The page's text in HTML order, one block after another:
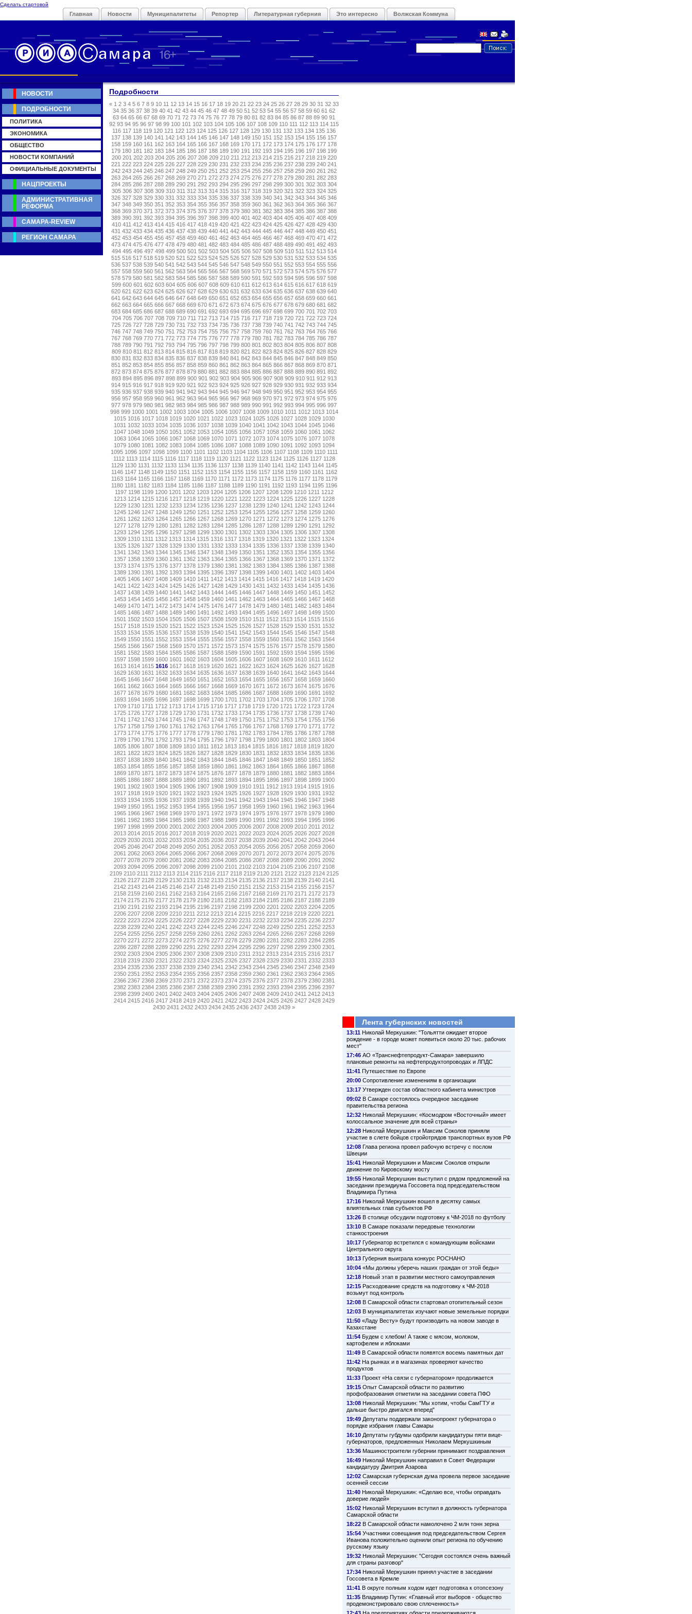
Сделать стартовой
Главная Новости Муниципалитеты Репортер Литературная губерния Это интересно Волжская Коммуна
Подробности
« 1 2 3 4 5 6 7 8 9 10 11 12 13 14 15 16 17 18 19 20 21 22 23 24 25 26 27 28 29 30 31 32 33
34 35 36 37 38 39 40 41 42 43 44 45 46 47 48 49 50 51 52 53 54 55 56 57 58 59 60 61 62
63 64 65 66 67 68 69 70 71 72 73 74 75 76 77 78 79 80 81 82 83 84 85 86 87 88 89 90 91
92 93 94 95 96 97 98 99 100 101 102 103 104 105 106 107 108 109 110 111 112 113 114 115
116 117 118 119 120 121 122 123 124 125 126 127 128 129 130 131 132 133 134 135 136
137 138 139 140 141 142 143 144 145 146 147 148 149 150 151 152 153 154 155 156 157
158 159 160 161 162 163 164 165 166 167 168 169 170 171 172 173 174 175 176 177 178
179 180 181 182 183 184 185 186 187 188 189 190 191 192 193 194 195 196 197 198 199
200 201 202 203 204 205 206 207 208 209 210 211 212 213 214 215 216 217 218 219 220
221 222 223 224 225 226 227 228 229 230 231 232 233 234 235 236 237 238 239 240 241
242 243 244 245 246 247 248 249 250 251 252 253 254 255 256 257 258 259 260 261 262
263 264 265 266 267 268 269 270 271 272 273 274 275 276 277 278 279 280 281 282 283
284 285 286 287 288 289 290 291 292 293 294 295 296 297 298 299 300 301 302 303 304
305 306 307 308 309 310 311 312 313 314 315 316 317 318 319 320 321 322 323 324 325
326 327 328 329 330 331 332 333 334 335 336 337 338 339 340 341 342 343 344 345 346
347 348 349 350 351 352 353 354 355 356 357 358 359 360 361 362 363 364 365 366 367
368 369 370 371 372 373 374 375 376 377 378 379 380 381 382 383 384 385 386 387 388
389 390 391 392 393 394 395 396 397 398 399 400 401 402 403 404 405 406 407 408 409
410 411 412 413 414 415 416 417 418 419 420 421 422 423 424 425 426 427 428 429 430
431 432 433 434 435 436 437 438 439 440 441 442 443 444 445 446 447 448 449 450 451
452 453 454 455 456 457 458 459 460 461 462 463 464 465 466 467 468 469 470 471 472
473 474 475 476 477 478 479 480 481 482 483 484 485 486 487 488 489 490 491 492 493
494 495 496 497 498 499 500 501 502 503 504 505 506 507 508 509 510 511 512 513 514
515 516 517 518 519 520 521 522 523 524 525 526 527 528 529 530 531 532 533 534 535
536 537 538 539 540 541 542 543 544 545 546 547 548 549 550 551 552 553 554 555 556
557 558 559 560 561 562 563 564 565 566 567 568 569 570 571 572 573 574 575 576 577
578 579 580 581 582 583 584 585 586 587 588 589 590 591 592 593 594 595 596 597 598
599 600 601 602 603 604 605 606 607 608 609 610 611 612 613 614 615 616 617 618 619
620 621 622 623 624 625 626 627 628 629 630 631 632 633 634 635 636 637 638 639 640
641 642 643 644 645 646 647 648 649 650 651 652 653 654 655 656 657 658 659 660 661
662 663 664 665 666 667 668 669 670 671 672 673 674 675 676 677 678 679 680 681 682
683 684 685 686 687 688 689 690 691 692 693 694 695 696 697 698 699 700 701 702 703
704 705 706 707 708 709 710 711 712 713 714 715 716 717 718 719 720 721 722 723 724
725 726 727 728 729 730 731 732 733 734 735 736 737 738 739 740 741 742 743 744 745
746 747 748 749 750 751 752 753 754 755 756 757 758 759 760 761 762 763 764 765 766
767 768 769 770 771 772 773 774 775 776 777 778 779 780 781 782 783 784 785 786 787
788 789 790 791 792 793 794 795 796 797 798 799 800 801 802 803 804 805 806 807 808
809 810 811 812 813 814 815 816 817 818 819 820 821 822 823 824 825 826 827 828 829
830 831 832 833 834 835 836 837 838 839 840 841 842 843 844 845 846 847 848 849 850
851 852 853 854 855 856 857 858 859 860 861 862 863 864 865 866 867 868 869 870 871
872 873 874 875 876 877 878 879 880 881 882 883 884 885 886 887 888 889 890 891 892
893 894 895 896 897 898 899 900 901 902 903 904 905 906 907 908 909 910 911 912 913
914 915 916 917 918 919 920 921 922 923 924 925 926 927 928 929 930 931 932 933 934
935 936 937 938 939 940 941 942 943 944 945 946 947 948 949 950 951 952 953 954 955
956 957 958 959 960 961 962 963 964 965 966 967 968 969 970 971 972 973 974 975 976
977 978 979 980 981 982 983 984 985 986 987 988 989 990 991 992 993 994 995 996 997
998 999 1000 1001 1002 1003 1004 1005 1006 1007 1008 1009 1010 1011 1012 1013 1014
1015 1016 1017 1018 1019 1020 1021 1022 1023 1024 1025 1026 1027 1028 1029 1030
1031 1032 1033 1034 1035 1036 1037 1038 1039 1040 1041 1042 1043 1044 1045 1046
1047 1048 1049 1050 1051 1052 1053 1054 1055 1056 1057 1058 1059 1060 1061 1062
1063 1064 1065 1066 1067 1068 1069 1070 1071 1072 1073 1074 1075 1076 1077 1078
1079 1080 1081 1082 1083 1084 1085 1086 1087 1088 1089 1090 1091 1092 1093 1094
1095 1096 1097 1098 1099 1100 1101 1102 1103 1104 1105 1106 1107 1108 1109 1110 1111
1112 1113 1114 1115 1116 1117 1118 1119 1120 1121 1122 1123 1124 1125 1126 1127 1128
1129 1130 1131 1132 1133 1134 1135 1136 1137 1138 1139 1140 1141 1142 1143 1144 1145
1146 1147 1148 1149 1150 1151 1152 1153 1154 1155 1156 1157 1158 1159 1160 1161 1162
1163 1164 1165 1166 1167 1168 1169 1170 1171 1172 1173 1174 1175 1176 1177 1178 1179
1180 1181 1182 1183 1184 1185 1186 1187 1188 1189 1190 1191 1192 1193 1194 1195 1196
1197 1198 1199 1200 1201 1202 1203 1204 1205 1206 1207 1208 1209 1210 1211 1212
1213 1214 1215 1216 1217 1218 1219 1220 1221 1222 1223 1224 1225 1226 1227 1228
1229 1230 1231 1232 1233 1234 1235 1236 1237 1238 1239 1240 1241 1242 1243 1244
1245 1246 1247 1248 1249 1250 1251 1252 1253 1254 1255 1256 1257 1258 1259 1260
1261 1262 1263 1264 1265 1266 1267 1268 1269 1270 1271 1272 1273 1274 1275 1276
1277 1278 1279 1280 1281 1282 1283 1284 1285 1286 1287 1288 1289 1290 1291 1292
1293 1294 1295 1296 1297 1298 1299 1300 1301 1302 1303 1304 1305 1306 1307 1308
1309 1310 1311 1312 1313 1314 1315 1316 1317 1318 1319 1320 1321 1322 1323 1324
1325 1326 1327 1328 1329 1330 1331 1332 1333 1334 1335 1336 1337 1338 1339 1340
1341 1342 1343 1344 1345 1346 1347 1348 1349 1350 1351 1352 1353 1354 1355 1356
1357 1358 1359 1360 1361 1362 1363 1364 1365 1366 1367 1368 1369 1370 1371 1372
1373 1374 1375 1376 1377 1378 1379 1380 1381 1382 1383 1384 1385 1386 1387 1388
1389 1390 1391 1392 1393 1394 1395 1396 1397 1398 1399 1400 1401 1402 1403 1404
1405 1406 1407 1408 1409 1410 1411 1412 1413 1414 1415 1416 1417 1418 1419 1420
1421 1422 1423 1424 1425 1426 1427 1428 1429 1430 1431 1432 1433 1434 1435 1436
1437 1438 1439 1440 1441 1442 1443 1444 1445 1446 1447 1448 1449 1450 1451 1452
1453 1454 1455 1456 1457 1458 1459 1460 1461 1462 1463 1464 1465 1466 1467 1468
1469 1470 1471 1472 1473 1474 1475 1476 1477 1478 1479 1480 1481 1482 1483 1484
1485 1486 1487 1488 1489 1490 1491 1492 1493 1494 1495 1496 1497 1498 1499 1500
1501 1502 1503 1504 1505 1506 1507 1508 1509 1510 1511 1512 1513 1514 1515 1516
1517 1518 1519 1520 1521 1522 1523 1524 1525 1526 1527 1528 1529 1530 1531 1532
1533 1534 1535 1536 1537 1538 1539 1540 1541 1542 1543 1544 1545 1546 1547 1548
1549 1550 1551 1552 1553 1554 1555 1556 1557 1558 1559 1560 1561 1562 1563 1564
1565 1566 1567 1568 1569 1570 1571 1572 1573 1574 1575 1576 1577 1578 1579 1580
1581 1582 1583 1584 1585 1586 1587 1588 1589 1590 1591 1592 1593 1594 1595 1596
1597 1598 1599 1600 1601 1602 1603 1604 1605 1606 1607 1608 1609 1610 1611 1612
1613 1614 16151616 1617 1618 1619 1620 1621 1622 1623 1624 1625 1626 1627 1628
1629 1630 1631 1632 1633 1634 1635 1636 1637 1638 1639 1640 1641 1642 1643 1644
1645 1646 1647 1648 1649 1650 1651 1652 1653 1654 1655 1656 1657 1658 1659 1660
1661 1662 1663 1664 1665 1666 1667 1668 1669 1670 1671 1672 1673 1674 1675 1676
1677 1678 1679 1680 1681 1682 1683 1684 1685 1686 1687 1688 1689 1690 1691 1692
1693 1694 1695 1696 1697 1698 1699 1700 1701 1702 1703 1704 1705 1706 1707 1708
1709 1710 1711 1712 1713 1714 1715 1716 1717 1718 1719 1720 1721 1722 1723 1724
1725 1726 1727 1728 1729 1730 1731 1732 1733 1734 1735 1736 1737 1738 1739 1740
1741 1742 1743 1744 1745 1746 1747 1748 1749 1750 1751 1752 1753 1754 1755 1756
1757 1758 1759 1760 1761 1762 1763 1764 1765 1766 1767 1768 1769 1770 1771 1772
1773 1774 1775 1776 1777 1778 1779 1780 1781 1782 1783 1784 1785 1786 1787 1788
1789 1790 1791 1792 1793 1794 1795 1796 1797 1798 1799 1800 1801 1802 1803 1804
1805 1806 1807 1808 1809 1810 1811 1812 1813 1814 1815 1816 1817 1818 1819 1820
1821 1822 1823 1824 1825 1826 1827 1828 1829 1830 1831 1832 1833 1834 1835 1836
1837 1838 1839 1840 1841 1842 1843 1844 1845 1846 1847 1848 1849 1850 1851 1852
1853 1854 1855 1856 1857 1858 1859 1860 1861 1862 1863 1864 1865 1866 1867 1868
1869 1870 1871 1872 1873 1874 1875 1876 1877 1878 1879 1880 1881 1882 1883 1884
1885 1886 1887 1888 1889 1890 1891 1892 1893 1894 1895 1896 1897 1898 1899 1900
1901 1902 1903 1904 1905 1906 1907 1908 1909 1910 1911 1912 1913 1914 1915 1916
1917 1918 1919 1920 1921 1922 1923 1924 1925 1926 1927 1928 1929 1930 1931 1932
1933 1934 1935 1936 1937 1938 1939 1940 1941 1942 1943 1944 1945 1946 1947 1948
1949 1950 1951 1952 1953 1954 1955 1956 1957 1958 1959 1960 1961 1962 1963 1964
1965 1966 1967 1968 1969 1970 1971 1972 1973 1974 1975 1976 1977 1978 1979 1980
1981 1982 1983 1984 1985 1986 1987 1988 1989 1990 1991 1992 1993 1994 1995 1996
1997 1998 1999 2000 2001 2002 2003 2004 2005 2006 2007 2008 2009 2010 2011 2012
2013 2014 2015 2016 2017 2018 2019 2020 2021 2022 2023 2024 2025 2026 2027 2028
2029 2030 2031 2032 2033 2034 2035 2036 2037 2038 2039 2040 2041 2042 2043 2044
2045 2046 2047 2048 2049 2050 2051 2052 2053 2054 2055 2056 2057 2058 2059 2060
2061 2062 2063 2064 2065 2066 2067 2068 2069 2070 2071 2072 2073 2074 2075 2076
2077 2078 2079 2080 2081 2082 2083 2084 2085 2086 2087 2088 2089 2090 2091 2092
2093 2094 2095 2096 2097 2098 2099 2100 2101 2102 2103 2104 2105 2106 2107 2108
2109 2110 2111 2112 2113 2114 2115 2116 2117 2118 2119 2120 2121 2122 2123 2124 2125
2126 2127 2128 2129 2130 2131 2132 2133 2134 2135 2136 2137 2138 2139 2140 2141
2142 2143 2144 2145 2146 2147 2148 2149 2150 2151 2152 2153 2154 2155 2156 2157
2158 2159 2160 2161 2162 2163 2164 2165 2166 2167 2168 2169 2170 2171 2172 2173
2174 2175 2176 2177 2178 2179 2180 2181 2182 2183 2184 2185 2186 2187 2188 2189
2190 2191 2192 2193 2194 2195 2196 2197 2198 2199 2200 2201 2202 2203 2204 2205
2206 2207 2208 2209 2210 2211 2212 2213 2214 2215 2216 2217 2218 2219 2220 2221
2222 2223 2224 2225 2226 2227 2228 2229 2230 2231 2232 2233 2234 2235 2236 2237
2238 2239 2240 2241 2242 2243 2244 2245 2246 2247 2248 2249 2250 2251 2252 2253
2254 2255 2256 2257 2258 2259 2260 2261 2262 2263 2264 2265 2266 2267 2268 2269
2270 2271 2272 2273 2274 2275 2276 2277 2278 2279 2280 2281 2282 2283 2284 2285
2286 2287 2288 2289 2290 2291 2292 2293 2294 2295 2296 2297 2298 2299 2300 2301
2302 2303 2304 2305 2306 2307 2308 2309 2310 2311 2312 2313 2314 2315 2316 2317
2318 2319 2320 2321 2322 2323 2324 2325 2326 2327 2328 2329 2330 2331 2332 2333
2334 2335 2336 2337 2338 2339 2340 2341 2342 2343 2344 2345 2346 2347 2348 2349
2350 2351 2352 2353 2354 2355 2356 2357 2358 2359 2360 2361 2362 2363 2364 2365
2366 2367 2368 2369 2370 2371 2372 2373 2374 2375 2376 2377 2378 2379 2380 2381
2382 2383 2384 2385 2386 2387 2388 2389 2390 2391 2392 2393 2394 2395 2396 2397
2398 2399 2400 2401 2402 2403 2404 2405 2406 2407 2408 2409 2410 2411 2412 2413
2414 2415 2416 2417 2418 2419 2420 2421 2422 2423 2424 2425 2426 2427 2428 2429
2430 2431 2432 2433 2434 2435 2436 2437 2438 2439 »
НОВОСТИ
ПОДРОБНОСТИ
ПОЛИТИКА
ЭКОНОМИКА
ОБЩЕСТВО
НОВОСТИ КОМПАНИЙ
ОФИЦИАЛЬНЫЕ ДОКУМЕНТЫ
НАЦПРОЕКТЫ
АДМИНИСТРАТИВНАЯ
РЕФОРМА
САМАРА-REVIEW
РЕГИОН САМАРА
Лента губернских новостей
13:11 Николай Меркушкин: "Тольятти ожидает второе
рождение - в городе может появиться около 20 тыс. рабочих
мест"
17:46 АО «Транснефтепродукт-Самара» завершило
плановые ремонты на нефтепродуктопроводах и ЛПДС
11:41 Путешествие по Европе
20:00 Сопротивление изменениям в организации
13:17 Утвержден состав областного кабинета министров
09:02 В Самаре состоялось очередное заседание
правительства региона
12:32 Николай Меркушкин: «Космодром «Восточный» имеет
колоссальное значение для всей страны»
12:28 Николай Меркушкин и Максим Соколов приняли
участие в слете бойцов стройотрядов транспортных вузов РФ
12:08 Глава региона провел рабочую встречу с послом
Швеции
15:41 Николай Меркушкин и Максим Соколов открыли
движение по Кировскому мосту
19:55 Николай Меркушкин выступил с рядом предложений на
заседании президиума Госсовета под председательством
Владимира Путина
17:16 Николай Меркушкин вошел в десятку самых
влиятельных глав субъектов РФ
13:26 В столице обсудили подготовку к ЧМ-2018 по футболу
13:10 В Самаре показали передовые технологии
станкостроения
10:17 Губернатор встретился с командующим войсками
Центрального округа
10:13 Губерния выиграла конкурс РОСНАНО
10:04 «Мы должны уберечь наших граждан от этой беды»
12:18 Новый этап в развитии местного самоуправления
12:15 Расходование средств на подготовку к ЧМ-2018
возьмут под контроль
12:08 В Самарской области стартовал отопительный сезон
12:03 В муниципалитетах изучают новые земельные порядки
11:50 «Ладу Весту» будут производить на новом заводе в
Казахстане
11:54 Будем с хлебом! А также с мясом, молоком,
картофелем и яблоками
11:49 В Самарской области появятся восемь памятных дат
11:42 На рынках и в магазинах проверяют качество
продуктов
11:33 Проект «На связи с губернатором» продолжается
19:15 Опыт Самарской области по развитию
профобразования отметили на заседании совета ПФО
13:08 Николай Меркушкин: "Мы хотим, чтобы СамГТУ и
дальше быстро двигался вперед"
19:49 Депутаты поддержали законопроект губернатора о
порядке избрания главы Самары
16:10 Депутаты губдумы одобрили кандидатуры пяти вице-
губернаторов, предложенных Николаем Меркушкиным
13:36 Машиностроители губернии принимают поздравления
16:49 Николай Меркушкин направил в Совет Федерации
кандидатуру Дмитрия Азарова
12:02 Самарская губернская дума провела первое заседание
осенней сессии
11:40 Николай Меркушкин: «Сделаю все, чтобы оправдать
доверие людей»
15:02 Николай Меркушкин вступил в должность губернатора
Самарской области
18:22 В Самарской области намолочено 2 млн тонн зерна
15:54 Участники совещания под председательством Сергея
Иванова положительно оценили опыт региона по обучению
русскому языку
19:32 Николай Меркушкин: "Сегодня состоялся очень важный
для страны разговор"
17:34 Николай Меркушкин принял участие в заседании
Госсовета в Кремле
11:41 В округе полным ходом идет подготовка к отопсезону
11:35 Владимир Путин: «Главный итог выборов - общество
продемонстрировало свою сплоченность»